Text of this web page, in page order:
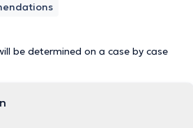
be determined on a case by case